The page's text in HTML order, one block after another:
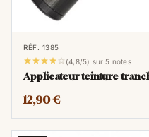
Lestylo roller à
artistique et la
ergonomique,
confortable et
RÉF. 1385
  (4,8/5) sur 5 notes
Applicateur teinture
12,90 €